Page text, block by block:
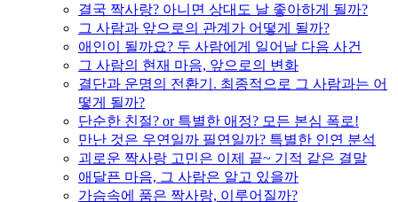
결국 짝사랑? 아니면 상대도 날 좋아하게 될까?
그 사람과 앞으로의 관계가 어떻게 될까?
애인이 될까요? 두 사람에게 일어날 다음 사건
그 사람의 현재 마음, 앞으로의 변화
결단과 운명의 전환기. 최종적으로 그 사람과는 어
떻게 될까?
단순한 친절? or 특별한 애정? 모든 본심 폭로!
만난 것은 우연일까 필연일까? 특별한 인연 분석
괴로운 짝사랑 고민은 이제 끝~ 기적 같은 결말
애달픈 마음, 그 사람은 알고 있을까
가슴속에 품은 짝사랑, 이루어질까?